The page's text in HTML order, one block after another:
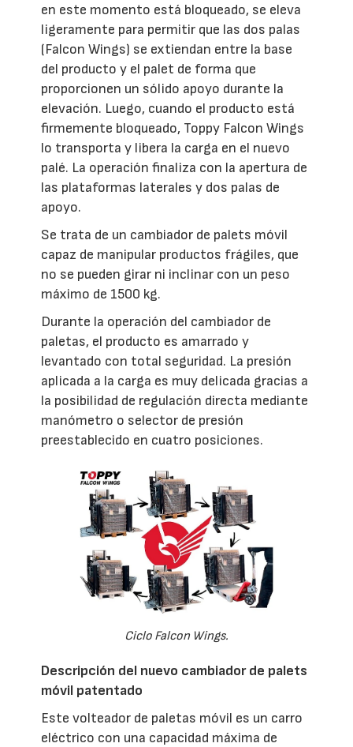
en este momento está bloqueado, se eleva
ligeramente para permitir que las dos palas
(Falcon Wings) se extiendan entre la base
del producto y el palet de forma que
proporcionen un sólido apoyo durante la
elevación. Luego, cuando el producto está
firmemente bloqueado, Toppy Falcon Wings
lo transporta y libera la carga en el nuevo
palé. La operación finaliza con la apertura de
las plataformas laterales y dos palas de
apoyo.
Se trata de un cambiador de palets móvil
capaz de manipular productos frágiles, que
no se pueden girar ni inclinar con un peso
máximo de 1500 kg.
Durante la operación del cambiador de
paletas, el producto es amarrado y
levantado con total seguridad. La presión
aplicada a la carga es muy delicada gracias a
la posibilidad de regulación directa mediante
manómetro o selector de presión
preestablecido en cuatro posiciones.
Ciclo Falcon Wings.
Descripción del nuevo cambiador de palets
móvil patentado
Este volteador de paletas móvil es un carro
eléctrico con una capacidad máxima de